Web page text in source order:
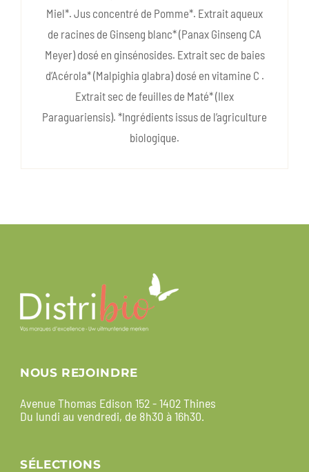
Miel*. Jus concentré de Pomme*. Extrait aqueux
de racines de Ginseng blanc* (Panax Ginseng CA
Meyer) dosé en ginsénosides. Extrait sec de baies
d’Acérola* (Malpighia glabra) dosé en vitamine C .
Extrait sec de feuilles de Maté* (Ilex
Paraguariensis). *Ingrédients issus de l’agriculture
biologique.
NOUS REJOINDRE
Avenue Thomas Edison 152 - 1402 Thines
Du lundi au vendredi, de 8h30 à 16h30.
SÉLECTIONS